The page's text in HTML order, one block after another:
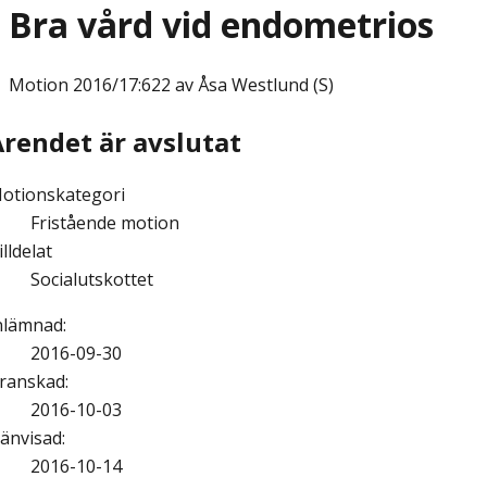
Bra vård vid endometrios
Motion 2016/17:622 av Åsa Westlund (S)
är avslutat
Fristående motion
Socialutskottet
:
2016-09-30
:
2016-10-03
:
2016-10-14